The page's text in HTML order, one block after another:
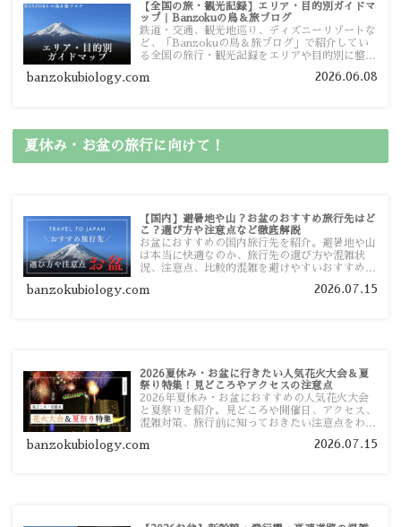
【全国の旅・観光記録】エリア・目的別ガイドマ
ップ｜Banzokuの鳥＆旅ブログ
鉄道・交通、観光地巡り、ディズニーリゾートな
ど、「Banzokuの鳥＆旅ブログ」で紹介してい
る全国の旅行・観光記録をエリアや目的別に整理
ガイドマップからスムーズに見つけていただけま
banzokubiology.com 2026.06.08
夏休み・お盆の旅行に向けて！
【国内】避暑地や山？お盆のおすすめ旅行先はど
こ？選び方や注意点など徹底解説
お盆におすすめの国内旅行先を紹介。避暑地や山
は本当に快適なのか、旅行先の選び方や混雑状
況、注意点、比較的混雑を避けやすいおすすめス
す。
banzokubiology.com 2026.07.15
2026夏休み・お盆に行きたい人気花火大会＆夏
祭り特集！見どころやアクセスの注意点
2026年夏休み・お盆におすすめの人気花火大会
と夏祭りを紹介。見どころや開催日、アクセス、
混雑対策、旅行前に知っておきたい注意点をわか
banzokubiology.com 2026.07.15